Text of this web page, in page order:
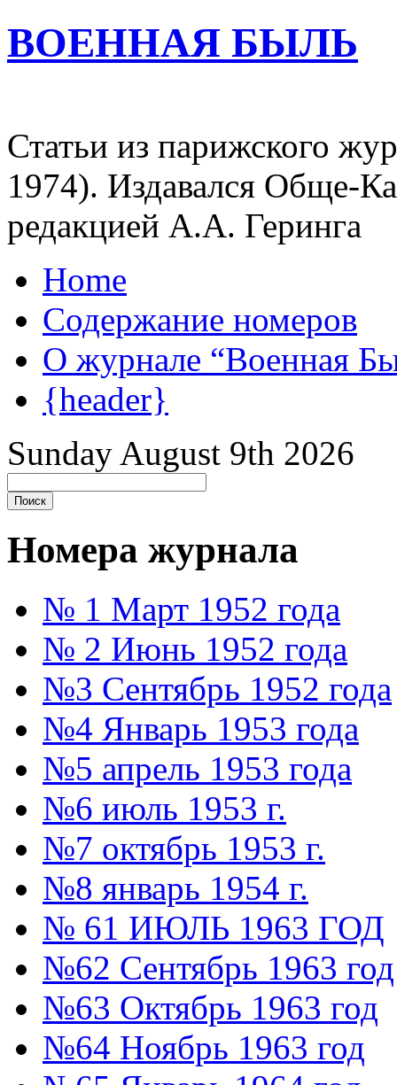
ВОЕННАЯ БЫЛЬ
Статьи из парижского
1974). Издавался Обще-
редакцией А.А. Геринга
Home
Содержание номеров
О журнале “Военная
{header}
Sunday August 9th 2026
Номера журнала
№ 1 Март 1952 года
№ 2 Июнь 1952 года
№3 Сентябрь 1952 года
№4 Январь 1953 года
№5 апрель 1953 года
№6 июль 1953 г.
№7 октябрь 1953 г.
№8 январь 1954 г.
№ 61 ИЮЛЬ 1963 ГОД
№62 Сентябрь 1963 год
№63 Октябрь 1963 год
№64 Ноябрь 1963 год